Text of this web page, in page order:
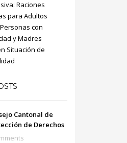
only!
Raciones
para Adultos
con
y Madres
Situación de
Cantonal de
de Derechos